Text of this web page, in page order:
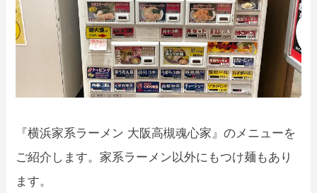
『横浜家系ラーメン 大阪高槻魂心家』のメニューを
ご紹介します。家系ラーメン以外にもつけ麺もあり
ます。